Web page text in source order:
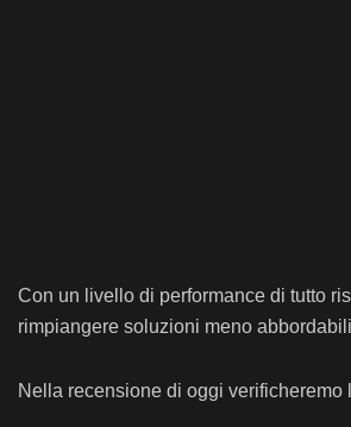
Con un livello di performance di tutto
rimpiangere soluzioni meno
Nella recensione di oggi